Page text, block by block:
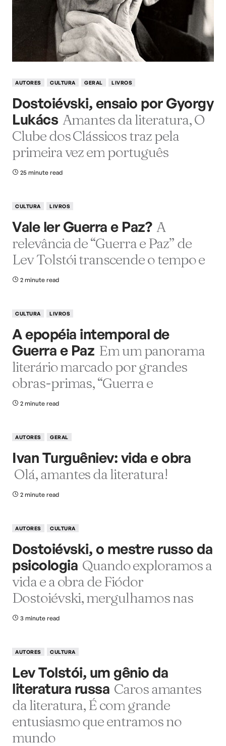
AUTORES CULTURA GERAL LIVROS
Dostoiévski, ensaio por Gyorgy
Lukács Amantes da literatura, O
Clube dos Clássicos traz pela
primeira vez em português
25 minute read
CULTURA LIVROS
Vale ler Guerra e Paz? A
relevância de “Guerra e Paz” de
Lev Tolstói transcende o tempo e
2 minute read
CULTURA LIVROS
A epopéia intemporal de
Guerra e Paz Em um panorama
literário marcado por grandes
obras-primas, “Guerra e
2 minute read
AUTORES GERAL
Ivan Turguêniev: vida e obra
Olá, amantes da literatura!
2 minute read
AUTORES CULTURA
Dostoiévski, o mestre russo da
psicologia Quando exploramos a
vida e a obra de Fiódor
Dostoiévski, mergulhamos nas
3 minute read
AUTORES CULTURA
Lev Tolstói, um gênio da
literatura russa Caros amantes
da literatura, É com grande
entusiasmo que entramos no
mundo